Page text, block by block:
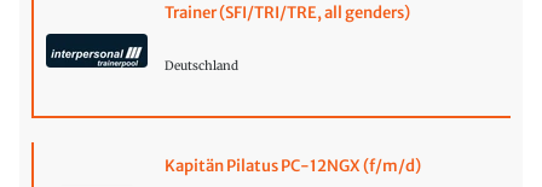
Trainer (SFI/TRI/TRE, all genders)
Deutschland
Kapitän Pilatus PC-12NGX (f/m/d)